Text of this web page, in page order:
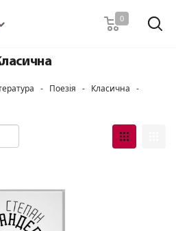
0
- Поезія - Класична -